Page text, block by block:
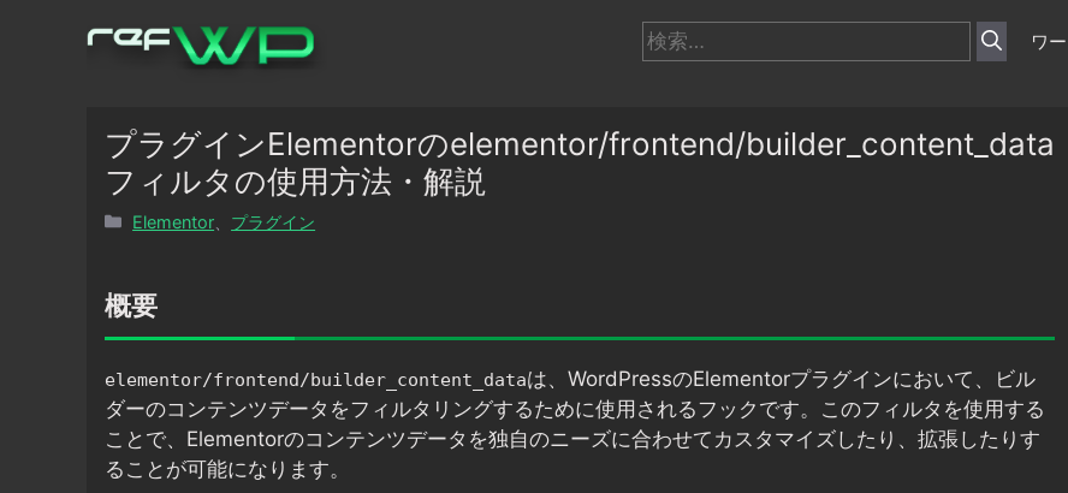
検
索:
ワ
プラグインElementorのelementor/frontend/builder_content_data
フィルタの使用方法・解説
カ
リ
ー
Elementor プラグイン
概要
elementor/frontend/builder_content_dataは、WordPressのElementorプラグインにおいて、ビル
ダーのコンテンツデータをフィルタリングするために使用されるフックです。このフィルタを使用する
ことで、Elementorのコンテンツデータを独自のニーズに合わせてカスタマイズしたり、拡張したりす
ることが可能になります。